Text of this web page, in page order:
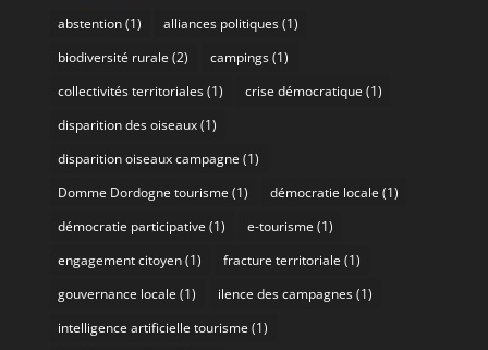
abstention(1) alliances politiques(1)
biodiversité rurale (2) campings(1)
collectivités territoriales(1) crise démocratique (1)
disparition des oiseaux(1)
disparition oiseaux campagne (1)
Domme Dordogne tourisme (1) démocratie locale (1)
démocratie participative (1) e-tourisme (1)
engagement citoyen(1) fracture territoriale (1)
gouvernance locale (1) ilence des campagnes(1)
intelligence artificielle tourisme (1)